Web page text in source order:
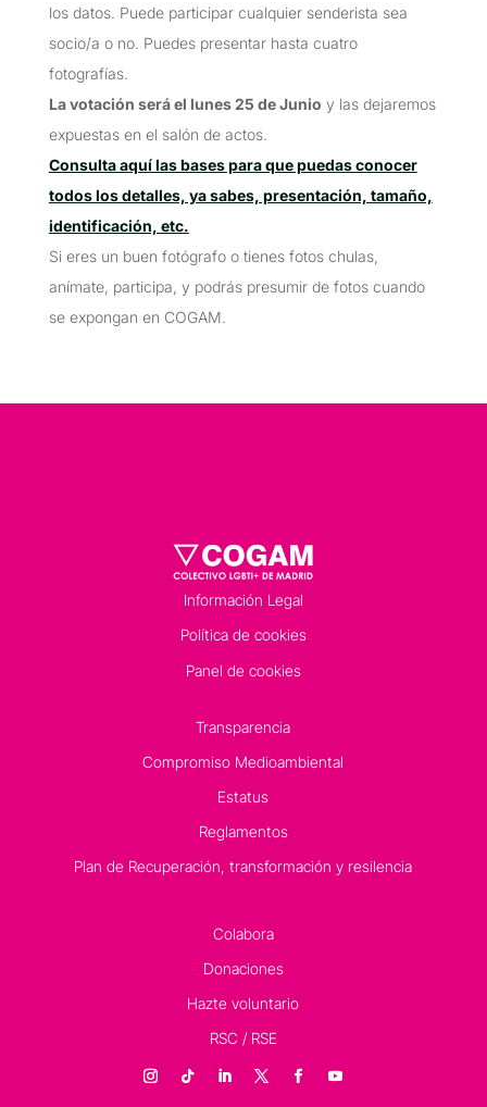
los datos. Puede participar cualquier senderista sea
socio/a o no. Puedes presentar hasta cuatro
fotografías.
La votación será el lunes 25 de Junio y las dejaremos
expuestas en el salón de actos.
Consulta aquí las bases para que puedas conocer
todos los detalles, ya sabes, presentación, tamaño,
identificación, etc.
Si eres un buen fotógrafo o tienes fotos chulas,
anímate, participa, y podrás presumir de fotos cuando
se expongan en COGAM.
Información Legal
Política de cookies
Panel de cookies
Transparencia
Compromiso Medioambiental
Estatus
Reglamentos
Plan de Recuperación, transformación y resilencia
Colabora
Donaciones
Hazte voluntario
RSC / RSE